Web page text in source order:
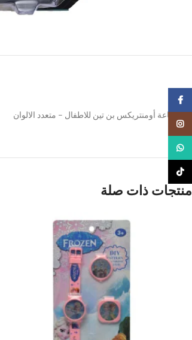
لعبة ساعة أومنتريكس بن تين للاطفال – متعدد الالوان
منتجات ذات صلة
Instagram